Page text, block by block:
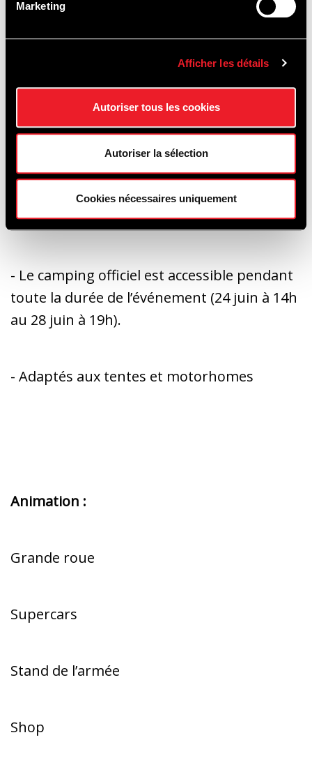
Marketing
Afficher les détails
Autoriser tous les cookies
Autoriser la sélection
Cookies nécessaires uniquement
Camping:
- Le camping officiel est accessible pendant
toute la durée de l’événement (24 juin à 14h
au 28 juin à 19h).
- Adaptés aux tentes et motorhomes
Animation :
Grande roue
Supercars
Stand de l’armée
Shop